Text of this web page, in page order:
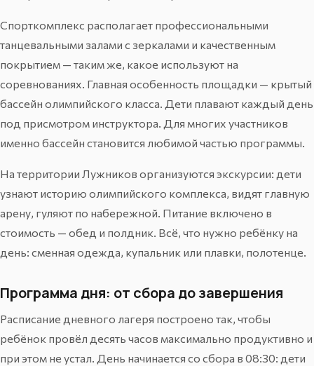
Спорткомплекс располагает профессиональными
танцевальными залами с зеркалами и качественным
покрытием — таким же, какое используют на
соревнованиях. Главная особенность площадки — крытый
бассейн олимпийского класса. Дети плавают каждый день
под присмотром инструктора. Для многих участников
именно бассейн становится любимой частью программы.
На территории Лужников организуются экскурсии: дети
узнают историю олимпийского комплекса, видят главную
арену, гуляют по набережной. Питание включено в
стоимость — обед и полдник. Всё, что нужно ребёнку на
день: сменная одежда, купальник или плавки, полотенце.
Программа дня: от сбора до завершения
Расписание дневного лагеря построено так, чтобы
ребёнок провёл десять часов максимально продуктивно и
при этом не устал. День начинается со сбора в 08:30: дети